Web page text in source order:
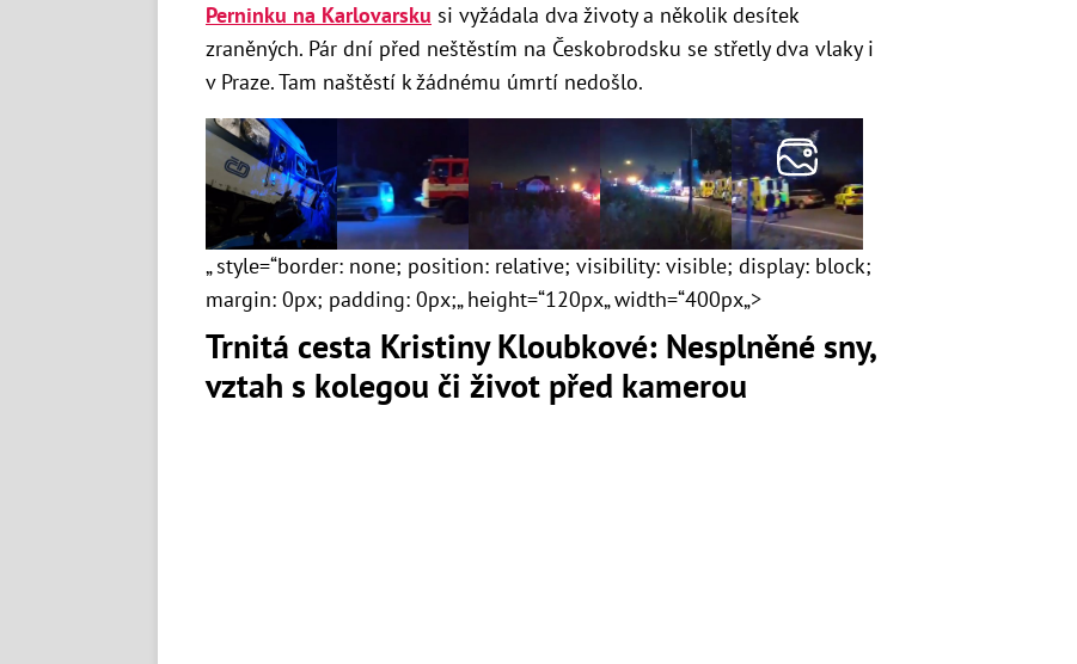
Perninku na Karlovarsku si vyžádala dva životy a několik desítek
zraněných. Pár dní před neštěstím na Českobrodsku se střetly dva vlaky i
v Praze. Tam naštěstí k žádnému úmrtí nedošlo.
„ style=“border: none; position: relative; visibility: visible; display: block;
margin: 0px; padding: 0px;„ height=“120px„ width=“400px„>
Trnitá cesta Kristiny Kloubkové: Nesplněné sny,
vztah s kolegou či život před kamerou